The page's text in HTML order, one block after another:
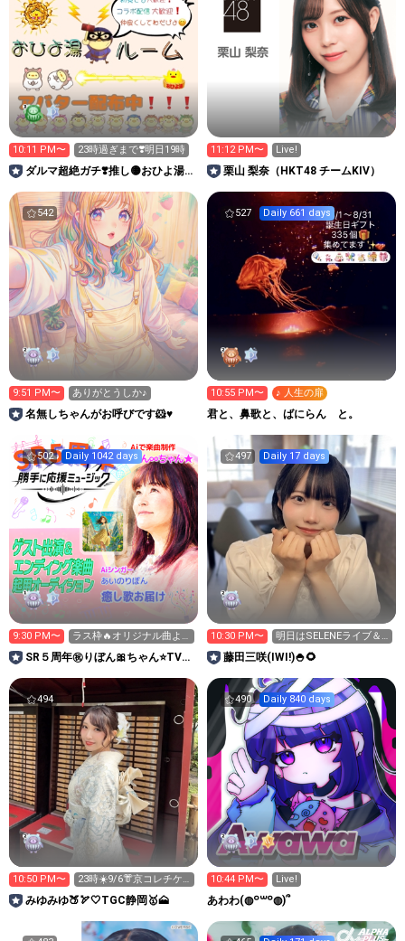
10:11 PM〜 23時過ぎまで❣️明日19時
ダルマ超絶ガチ❣️推し🟡おひよ湯
11:12 PM〜 Live!
栗山 梨奈（HKT48 チームKIV）
542
9:51 PM〜 ありがとうしか♪
名無しちゃんがお呼びです🐹♥️
527 Daily 661 days
10:55 PM〜 ♪ 人生の扉
君と、鼻歌と、ばにらん と。
502 Daily 1042 days
9:30 PM〜
ラス枠🔥オリジナル曲よ
届け✨️
SR５周年㊗️りぼん🎀ちゃん⭐️TVで
497 Daily 17 days
10:30 PM〜
明日はSELENEライブ＆
大特典会👘🎶
藤田三咲(IWI!)🍚🌻
494
10:50 PM〜
23時☀️9/6👘京コレチケ
ット発売🎫
みゆみゆ🍑🏹🤍TGC静岡🥇🗻
490 Daily 840 days
10:44 PM〜 Live!
あわわ(◍꒪꒳​꒪◍)՞